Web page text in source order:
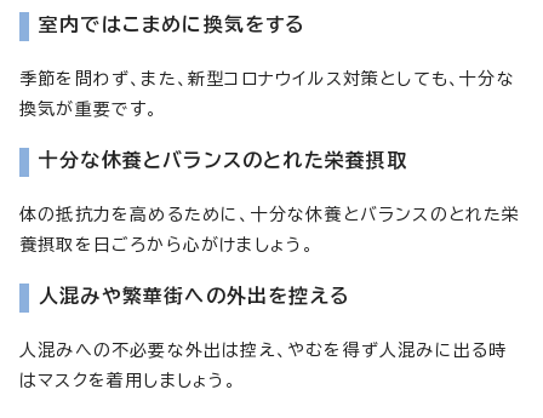
室内ではこまめに換気をする
季節を問わず、また、新型コロナウイルス対策としても、十分な
換気が重要です。
十分な休養とバランスのとれた栄養摂取
体の抵抗力を高めるために、十分な休養とバランスのとれた栄
養摂取を日ごろから心がけましょう。
人混みや繁華街への外出を控える
人混みへの不必要な外出は控え、やむを得ず人混みに出る時
はマスクを着用しましょう。